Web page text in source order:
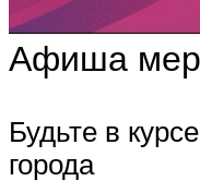
Афиша
Будьте в
города